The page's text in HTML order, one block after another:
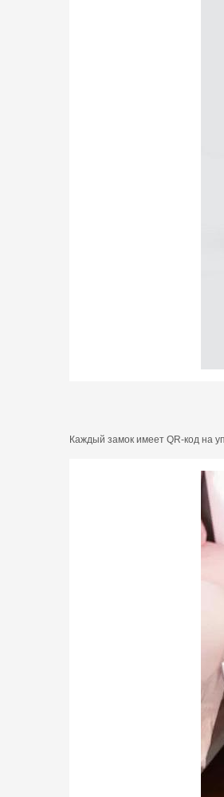
Каждый замок имеет QR-код на